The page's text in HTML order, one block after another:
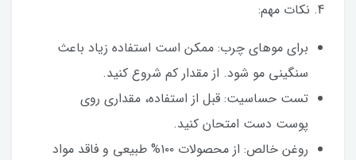
4. نکات مهم:
برای موهای چرب: ممکن است استفاده زیاد باعث
سنگینی مو شود. از مقدار کم شروع کنید.
تست حساسیت: قبل از استفاده، مقداری روی
پوست دست امتحان کنید.
روغن خالص: از محصولات ۱۰۰% طبیعی و فاقد مواد